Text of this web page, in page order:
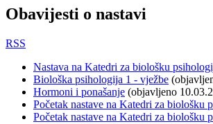
Obavijesti o nastavi
RSS
Nastava na Katedri za biološku
Biološka psihologija 1 - vježbe
Hormoni i ponašanje (objavljeno
Početak nastave na Katedri za biološku
Početak nastave na Katedri za biološku